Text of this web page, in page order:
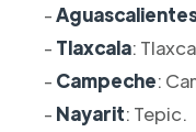
-
- Tlaxcala:
- Campeche:
- Nayarit: Tepic.